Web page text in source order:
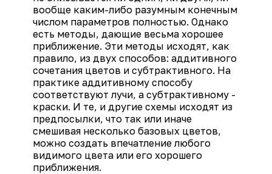
вообще каким-либо разумным конечным
числом параметров полностью. Однако
есть методы, дающие весьма хорошее
приближение. Эти методы исходят, как
правило, из двух способов: аддитивного
сочетания цветов и субтрактивного. На
практике аддитивному способу
соответствуют лучи, а субтрактивному -
краски. И те, и другие схемы исходят из
предпосылки, что так или иначе
смешивая несколько базовых цветов,
можно создать впечатление любого
видимого цвета или его хорошего
приближения.